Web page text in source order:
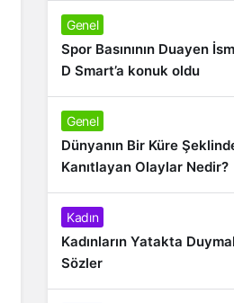
Genel
Spor Basınının Duayen
D Smart’a konuk oldu
Genel
Dünyanın Bir Küre
Kanıtlayan Olaylar Nedir?
Kadın
Kadınların Yatakta
Sözler